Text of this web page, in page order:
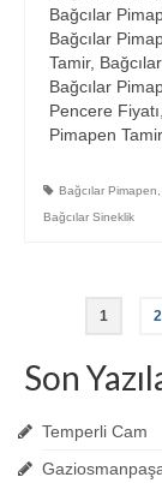
Bağcılar
Bağcılar
Tamir,
Bağcılar
Pencere
Pimapen
Bağcılar Pimapen,
Bağcılar Sineklik
1 2
Son
Temperli Cam